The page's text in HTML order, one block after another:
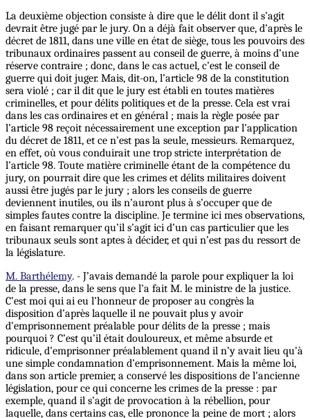
La deuxième objection consiste à dire que le délit dont il s’agit
devrait être jugé par le jury. On a déjà fait observer que, d’après le
décret de 1811, dans une ville en état de siège, tous les pouvoirs des
tribunaux ordinaires passent au conseil de guerre, à moins d’une
réserve contraire ; donc, dans le cas actuel, c’est le conseil de
guerre qui doit juger. Mais, dit-on, l’article 98 de la constitution
sera violé ; car il dit que le jury est établi en toutes matières
criminelles, et pour délits politiques et de la presse. Cela est vrai
dans les cas ordinaires et en général ; mais la règle posée par
l’article 98 reçoit nécessairement une exception par l’application
du décret de 1811, et ce n’est pas la seule, messieurs. Remarquez,
en effet, où vous conduirait une trop stricte interprétation de
l’article 98. Toute matière criminelle étant de la compétence du
jury, on pourrait dire que les crimes et délits militaires doivent
aussi être jugés par le jury ; alors les conseils de guerre
deviennent inutiles, ou ils n’auront plus à s’occuper que de
simples fautes contre la discipline. Je termine ici mes observations,
en faisant remarquer qu’il s’agit ici d’un cas particulier que les
tribunaux seuls sont aptes à décider, et qui n’est pas du ressort de
la législature.
M. Barthélemy. - J’avais demandé la parole pour expliquer la loi
de la presse, dans le sens que l’a fait M. le ministre de la justice.
C’est moi qui ai eu l’honneur de proposer au congrès la
disposition d’après laquelle il ne pouvait plus y avoir
d’emprisonnement préalable pour délits de la presse ; mais
pourquoi ? C’est qu’il était douloureux, et même absurde et
ridicule, d’emprisonner préalablement quand il n’y avait lieu qu’à
une simple condamnation d’emprisonnement. Mais la même loi,
dans son article premier, a conservé les dispositions de l’ancienne
législation, pour ce qui concerne les crimes de la presse : par
exemple, quand il s’agit de provocation à la rébellion, pour
laquelle, dans certains cas, elle prononce la peine de mort ; alors